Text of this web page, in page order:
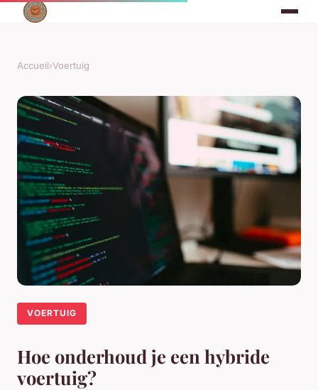
Accueil›Voertuig
VOERTUIG
Hoe onderhoud je een hybride
voertuig?